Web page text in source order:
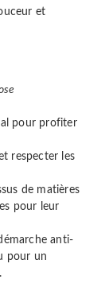
et
pour profiter
respecter les
de matières
pour leur
anti-
pour un